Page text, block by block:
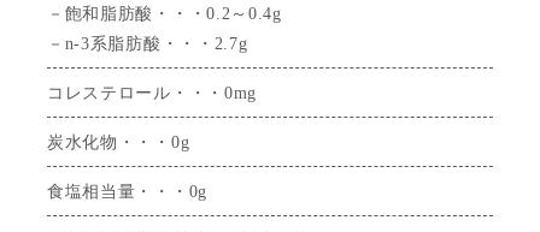
－飽和脂肪酸・・・0.2～0.4g
－n-3系脂肪酸・・・2.7g
コレステロール・・・0mg
炭水化物・・・0g
食塩相当量・・・0g